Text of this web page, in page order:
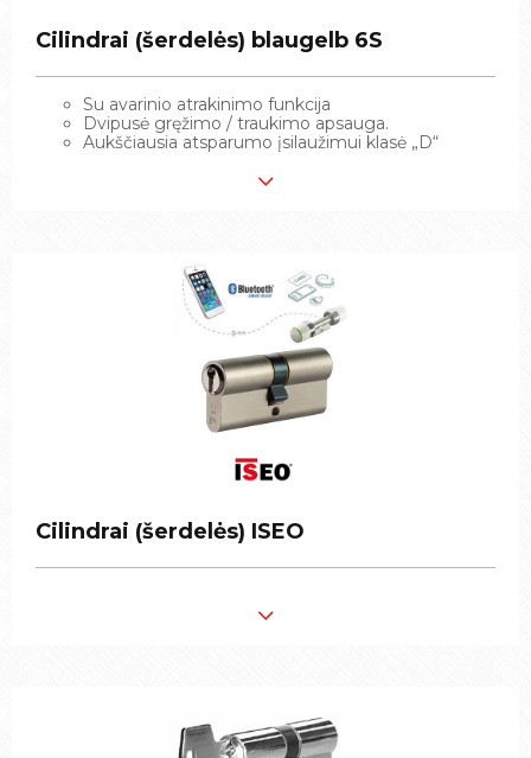
Cilindrai (šerdelės) blaugelb 6S
Su avarinio atrakinimo funkcija
Dvipusė gręžimo / traukimo apsauga.
Aukščiausia atsparumo įsilaužimui klasė „D“
Cilindrai (šerdelės) blaugelb 6S
Su avarinio atrakinimo funkcija
Dvipusė gręžimo / traukimo apsauga.
Aukščiausia atsparumo įsilaužimui klasė „D“
Cilindrai (šerdelės) ISEO
Cilindrai (šerdelės) ISEO